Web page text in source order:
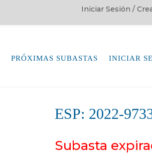
Iniciar Sesión /
PRÓXIMAS SUBASTAS INICIAR
ESP: 2022-
Subasta